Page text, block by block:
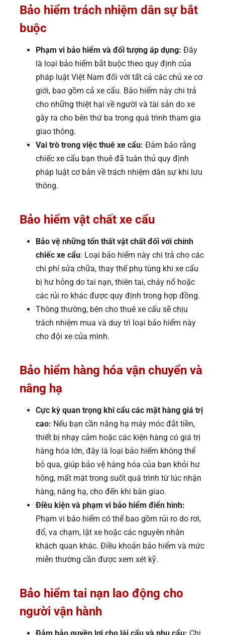
Bảo hiểm trách nhiệm dân sự bắt
buộc
Phạm vi bảo hiểm và đối tượng áp dụng: Đây
là loại bảo hiểm bắt buộc theo quy định của
pháp luật Việt Nam đối với tất cả các chủ xe cơ
giới, bao gồm cả xe cẩu. Bảo hiểm này chi trả
cho những thiệt hại về người và tài sản do xe
gây ra cho bên thứ ba trong quá trình tham gia
giao thông.
Vai trò trong việc thuê xe cẩu: Đảm bảo rằng
chiếc xe cẩu bạn thuê đã tuân thủ quy định
pháp luật cơ bản về trách nhiệm dân sự khi lưu
thông.
Bảo hiểm vật chất xe cẩu
Bảo vệ những tổn thất vật chất đối với chính
chiếc xe cẩu: Loại bảo hiểm này chi trả cho các
chi phí sửa chữa, thay thế phụ tùng khi xe cẩu
bị hư hỏng do tai nạn, thiên tai, cháy nổ hoặc
các rủi ro khác được quy định trong hợp đồng.
Thông thường, bên cho thuê xe cẩu sẽ chịu
trách nhiệm mua và duy trì loại bảo hiểm này
cho đội xe của mình.
Bảo hiểm hàng hóa vận chuyển và
nâng hạ
Cực kỳ quan trọng khi cẩu các mặt hàng giá trị
cao: Nếu bạn cần nâng hạ máy móc đắt tiền,
thiết bị nhạy cảm hoặc các kiện hàng có giá trị
hàng hóa lớn, đây là loại bảo hiểm không thể
bỏ qua, giúp bảo vệ hàng hóa của bạn khỏi hư
hỏng, mất mát trong suốt quá trình từ lúc nhận
hàng, nâng hạ, cho đến khi bàn giao.
Điều kiện và phạm vi bảo hiểm điển hình:
Phạm vi bảo hiểm có thể bao gồm rủi ro do rơi,
đổ, va chạm, lật xe hoặc các nguyên nhân
khách quan khác. Điều khoản bảo hiểm và mức
miễn thường cần được xem xét kỹ.
Bảo hiểm tai nạn lao động cho
người vận hành